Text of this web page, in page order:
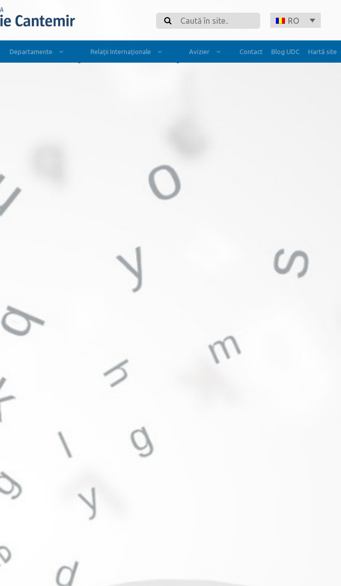
Search
RO
Departamente Relații Internaționale Avizier Contact Blog UDC Hartă site